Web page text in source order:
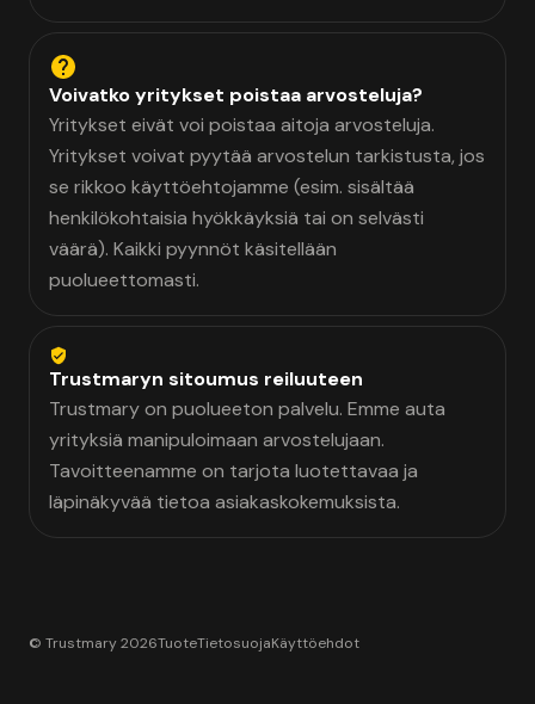
Voivatko yritykset poistaa arvosteluja?
Yritykset eivät voi poistaa aitoja arvosteluja.
Yritykset voivat pyytää arvostelun tarkistusta, jos
se rikkoo käyttöehtojamme (esim. sisältää
henkilökohtaisia hyökkäyksiä tai on selvästi
väärä). Kaikki pyynnöt käsitellään
puolueettomasti.
Trustmaryn sitoumus reiluuteen
Trustmary on puolueeton palvelu. Emme auta
yrityksiä manipuloimaan arvostelujaan.
Tavoitteenamme on tarjota luotettavaa ja
läpinäkyvää tietoa asiakaskokemuksista.
© Trustmary 2026TuoteTietosuojaKäyttöehdot